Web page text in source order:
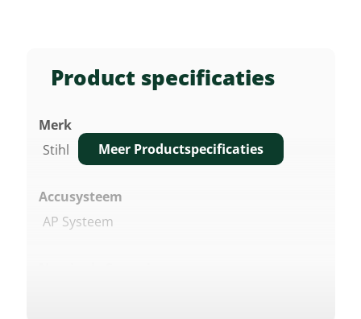
Product specificaties
Merk
Stihl
Accusysteem
AP Systeem
Meer Productspecificaties